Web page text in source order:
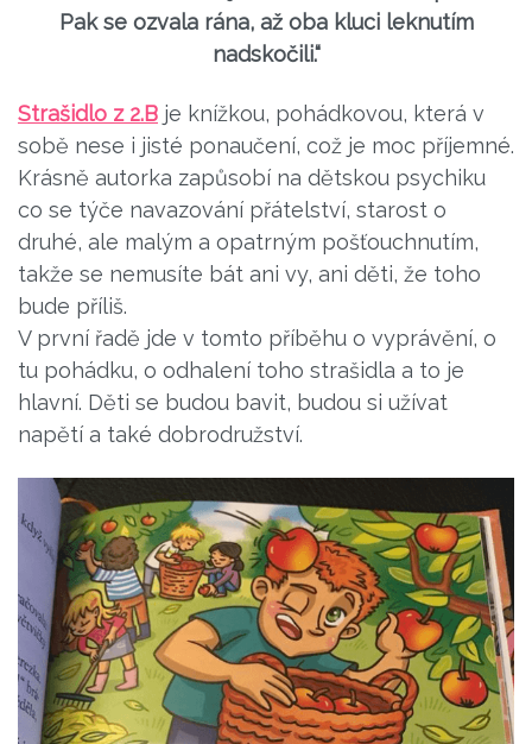
Pak se ozvala rána, až oba kluci leknutím
nadskočili.“
Strašidlo z 2.B je knížkou, pohádkovou, která v
sobě nese i jisté ponaučení, což je moc příjemné.
Krásně autorka zapůsobí na dětskou psychiku
co se týče navazování přátelství, starost o
druhé, ale malým a opatrným pošťouchnutím,
takže se nemusíte bát ani vy, ani děti, že toho
bude příliš.
V první řadě jde v tomto příběhu o vyprávění, o
tu pohádku, o odhalení toho strašidla a to je
hlavní. Děti se budou bavit, budou si užívat
napětí a také dobrodružství.